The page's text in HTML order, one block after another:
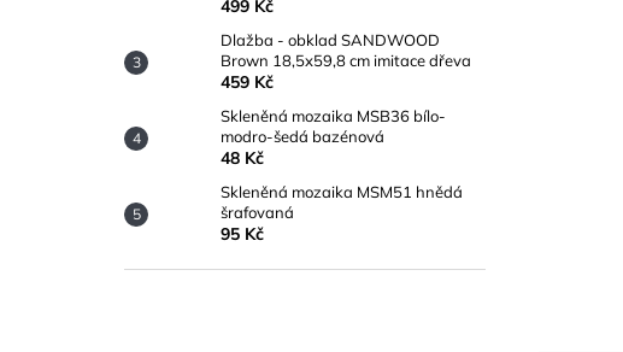
499 Kč
Dlažba - obklad SANDWOOD
Brown 18,5x59,8 cm imitace dřeva
459 Kč
Skleněná mozaika MSB36 bílo-
modro-šedá bazénová
48 Kč
Skleněná mozaika MSM51 hnědá
šrafovaná
95 Kč